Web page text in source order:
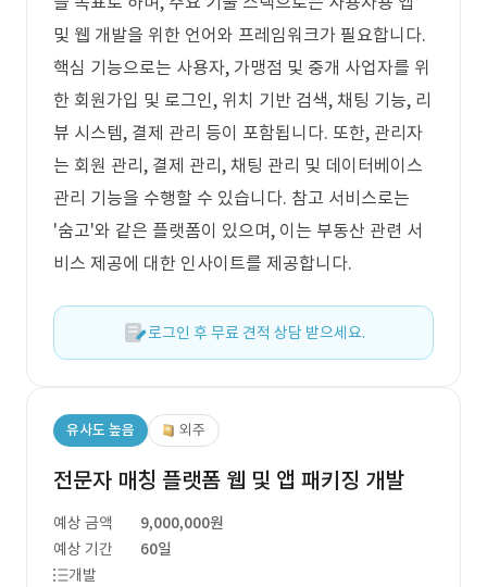
및 웹 개발을 위한 언어와 프레임워크가 필요합니다.
핵심 기능으로는 사용자, 가맹점 및 중개 사업자를 위
한 회원가입 및 로그인, 위치 기반 검색, 채팅 기능, 리
뷰 시스템, 결제 관리 등이 포함됩니다. 또한, 관리자
는 회원 관리, 결제 관리, 채팅 관리 및 데이터베이스
관리 기능을 수행할 수 있습니다. 참고 서비스로는
'숨고'와 같은 플랫폼이 있으며, 이는 부동산 관련 서
비스 제공에 대한 인사이트를 제공합니다.
로그인 후 무료 견적 상담 받으세요.
유사도 높음 외주
전문자 매칭 플랫폼 웹 및 앱 패키징 개발
예상 금액
9,000,000원
예상 기간
60일
개발